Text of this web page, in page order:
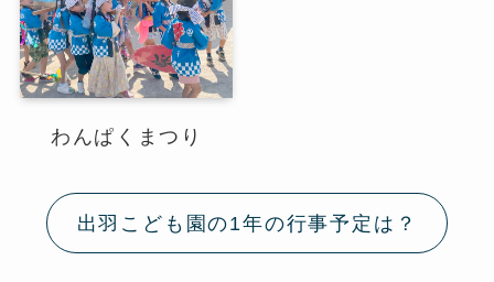
わんぱくまつり
出羽こども園の1年の行事予定は？